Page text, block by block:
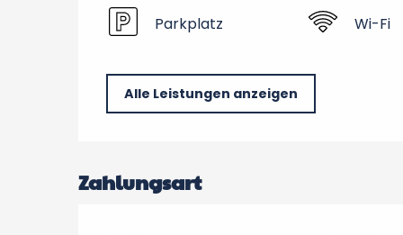
Parkplatz Wi-Fi
Alle Leistungen anzeigen
Zahlungsart